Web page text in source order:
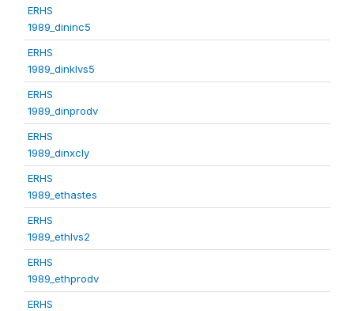
ERHS
1989_dininc5
ERHS
1989_dinklvs5
ERHS
1989_dinprodv
ERHS
1989_dinxcly
ERHS
1989_ethastes
ERHS
1989_ethlvs2
ERHS
1989_ethprodv
ERHS